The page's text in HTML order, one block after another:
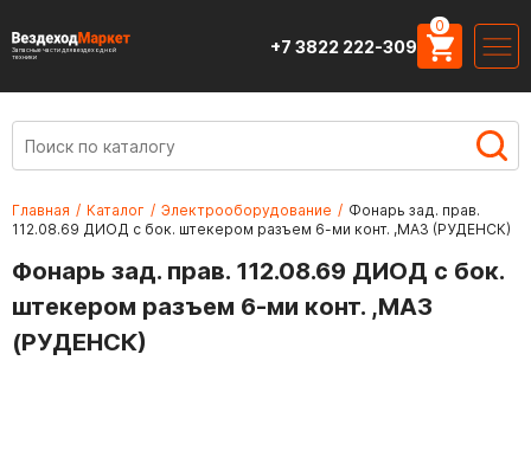
Запасные части для вездеходной
техники
+7 3822 222-309
0
Главная / Каталог / Электрооборудование / Фонарь зад. прав.
112.08.69 ДИОД с бок. штекером разъем 6-ми конт. ,МАЗ (РУДЕНСК)
Фонарь зад. прав. 112.08.69 ДИОД с бок.
штекером разъем 6-ми конт. ,МАЗ
(РУДЕНСК)